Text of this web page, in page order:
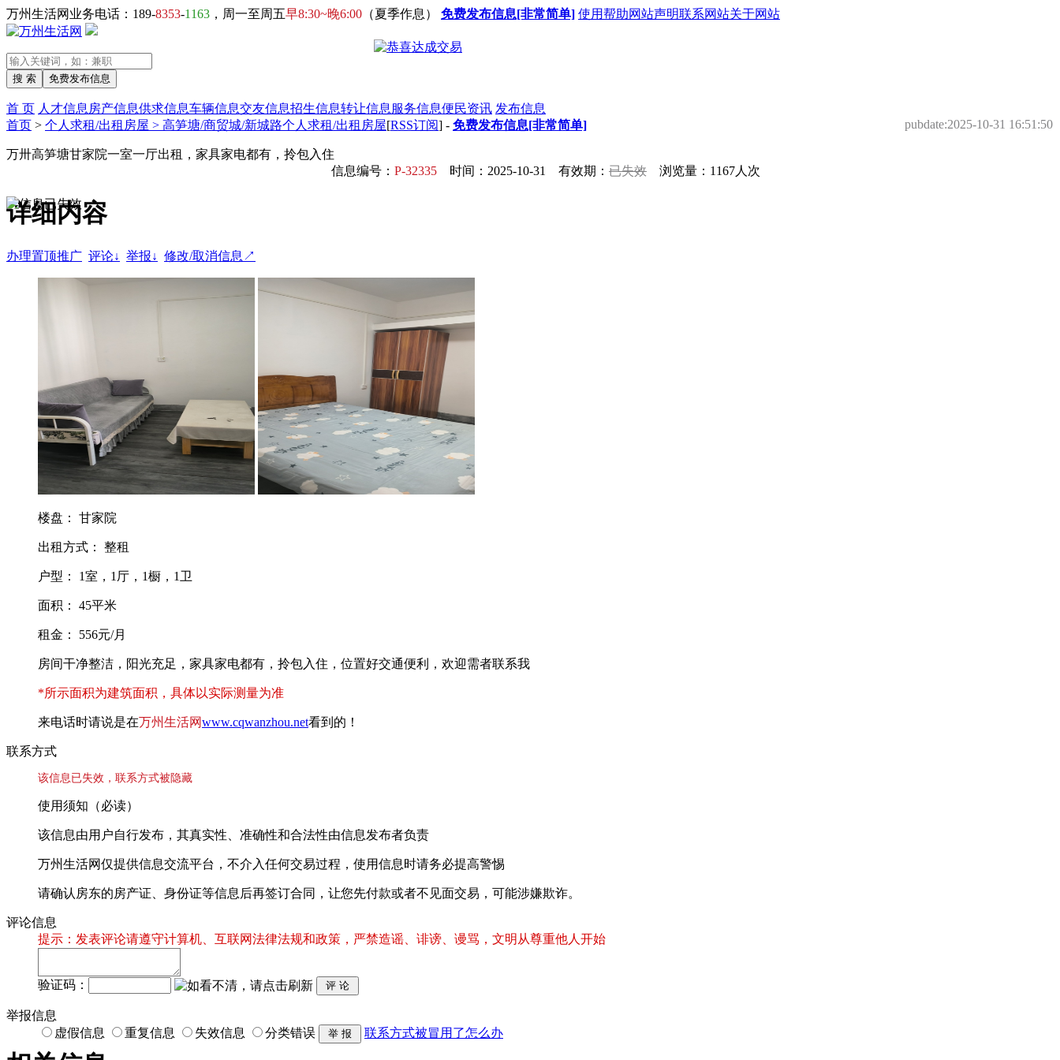
万州生活网业务电话：189-8353-1163 ，周一至周五早8:30~晚6:00 （夏季作息） 免费发布信息[非常简单] 使用帮助网站声明联系网站关于网站
首 页 人才信息 房产信息供求信息车辆信息交友信息招生信息转让信息 服务信息便民资讯 发布信息
首页 > 个人求租/出租房屋 > 高笋塘/商贸城/新城路个人求租/出租房屋[RSS订阅] - 免费发布信息[非常简单] pubdate:2025-10-31 16:51:50
万卅高笋塘甘家院一室一厅出租，家具家电都有，拎包入住
信息编号： P-32335 时间：2025-10-31 有效期： 已失效 浏览量：1167人次
详细内容
办理置顶推广 评论↓ 举报↓ 修改/取消信息↗
楼盘： 甘家院
出租方式： 整租
户型： 1室，1厅，1橱，1卫
面积： 45平米
租金： 556元/月
房间干净整洁，阳光充足，家具家电都有，拎包入住，位置好交通便利，欢迎需者联系我
*所示面积为建筑面积，具体以实际测量为准
来电话时请说是在万州生活网www.cqwanzhou.net看到的！
联系方式
该信息已失效，联系方式被隐藏
使用须知（必读）
该信息由用户自行发布，其真实性、准确性和合法性由信息发布者负责
万州生活网仅提供信息交流平台，不介入任何交易过程，使用信息时请务必提高警惕
请确认房东的房产证、身份证等信息后再签订合同，让您先付款或者不见面交易，可能涉嫌欺诈。
评论信息
提示：发表评论请遵守计算机、互联网法律法规和政策，严禁造谣、诽谤、谩骂，文明从尊重他人开始
验证码：
举报信息
虚假信息
重复信息 失效信息 分类错误 联系方式被冒用了怎么办